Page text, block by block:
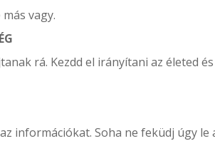
vagy.
rá. Kezdd el irányítani az életed
információkat. Soha ne feküdj úgy